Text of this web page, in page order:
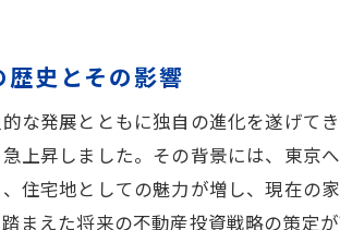
地元コミュニテ
フィールドワー
地元専門家を招
史とその影響
な発展とともに独自の進化を遂げて
上昇しました。その背景には、東
住宅地としての魅力が増し、現在の
まえた将来の不動産投資戦略の策定が